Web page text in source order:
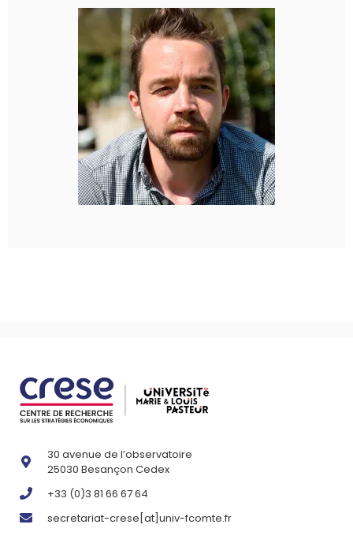
30 avenue de l’observatoire
25030 Besançon Cedex
+33 (0)3 81 66 67 64
secretariat-crese[at]univ-fcomte.fr